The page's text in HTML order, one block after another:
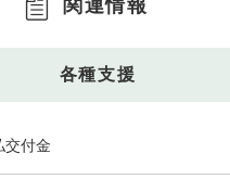
関連情報
各種支援
交付金